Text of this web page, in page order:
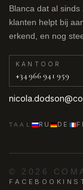
Blanca dat al
klanten helpt bij
erkend, en nog
KANTOOR
+34 966 941 959
TAAL RU DE
© 2026
FACEBOOK